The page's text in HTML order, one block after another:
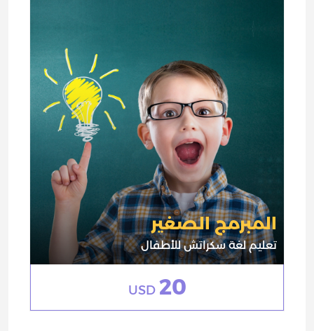
المبرمج الصغير
تعليم لغة سكراتش للأطفال
20
USD